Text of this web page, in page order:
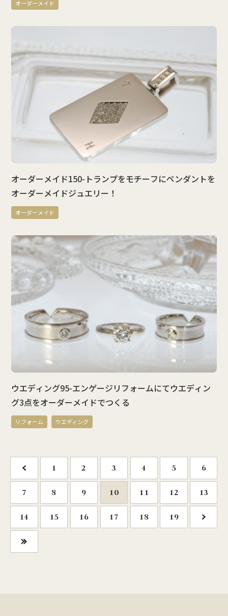
オーダーメイド
オーダーメイド150-トランプをモチーフにペンダントを
オーダーメイドジュエリー！
オーダーメイド
ウエディング95-エンゲージリフォームにてウエディン
グ3点をオーダーメイドでつくる
リフォーム ウエディング
< 1 2 3 4 5 6
7 8 9 10 11 12 13
14 15 16 17 18 19 >
»